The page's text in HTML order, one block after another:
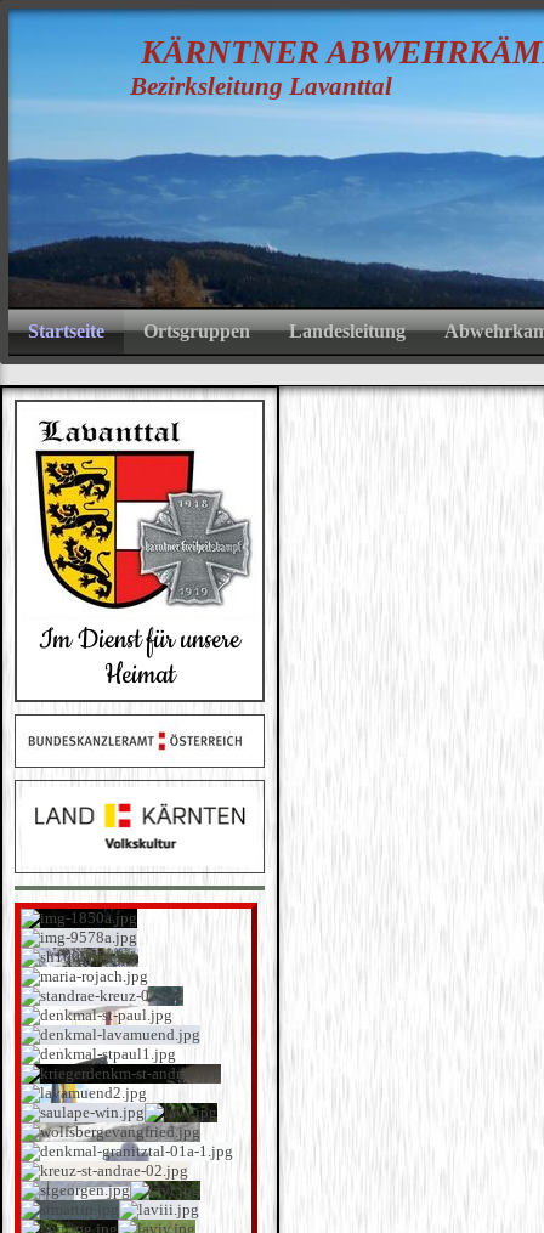
KÄRNTNERA
Bezirksleitung Lavanttal
Startseite Ortsgruppen Landesleitung
Im Dienst für unsere
Heimat